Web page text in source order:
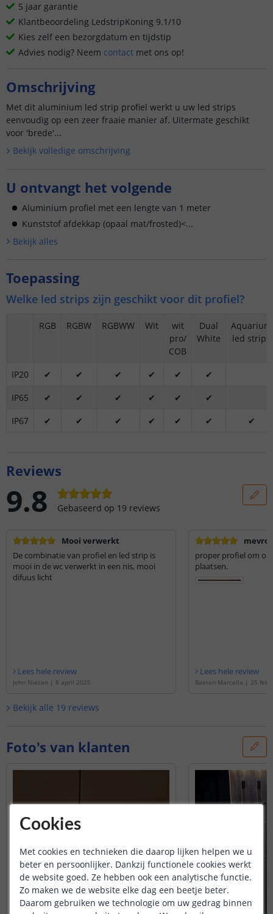
5 jaar garantie
Klantbeoordeling LedstripKoning 9.1/10
Kies zelf een bezorgdatum en tijdstip
Advies nodig? Neem contact met ons op!
Omschrijving
Met dit aluminium led strip profiel werkt u uw led strips
eenvoudig op een zeer fraaie manier af. Uitermate geschikt
voor 'brede'...
Bekijk volledige omschrijving
U ontvangt het volgende
Aluminium profiel met een lengte van 1 meter
Kunststof afdekkap (opaal mat/frosted)<...
Bekijk alles
Toepassing
Welke led strips zijn geschikt voor dit profiel?
RGB RGBW RGBWW Wit
wit
pro/
COB
Dual
White
Aquarium
led strips
IP20 ✔ ✔ ✔ ✔ ✔
✔
IP65
✔ ✔ ✔ ✔ ✔
✔
IP67
✔ ✔ ✔ ✔ ✔ ✔ ✔
Reviews
9.8 Gebaseerd op 19 reviews
Mooi verwerkt
De combinatie van profiel en led strip is
mooi in de wc verwerkt in een nis, mooi
difuus licht
Lees hele review
John Niezen | 8 april 2025
proper profiel om
plaatsen.
Lees hele review
Baeten Marcella | 25
Bekijk alle 19 reviews
Foto's van klanten
Cookies
Met cookies en technieken die daarop lijken helpen we u
beter en persoonlijker. Dankzij functionele cookies werkt
de website goed. Ze hebben ook een analytische functie.
Zo maken we de website elke dag een beetje beter.
Daarom gebruiken we technologie om uw gedrag binnen